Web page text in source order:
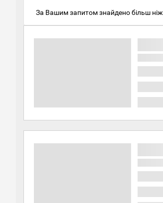
За Вашим запитом знайдено більш ніж